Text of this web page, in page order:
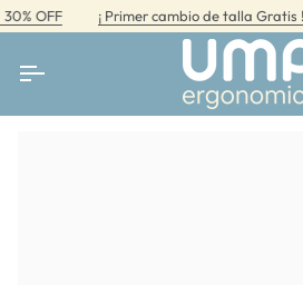
Ir
directamente
contenido
OFF ¡ Primer cambio de talla Gratis ! -